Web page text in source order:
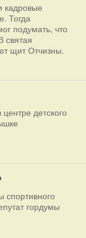
кадровые
Тогда
подумать, что
святая
щит Отчизны.
детского
спортивного
гордумы